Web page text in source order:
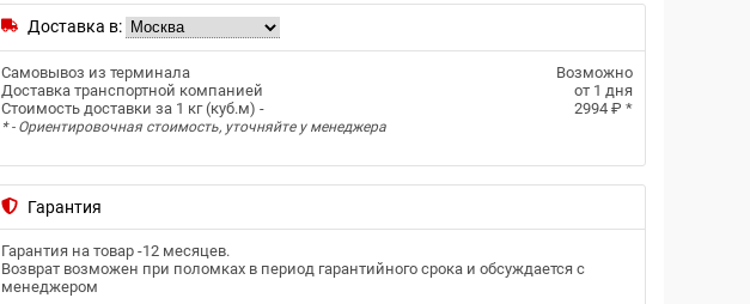
Доставка в:
Самовывоз из терминала
Возможно
Доставка транспортной компанией
от 1 дня
Стоимость доставки за 1 кг (куб.м) -
2994 ₽ *
* - Ориентировочная стоимость, уточняйте у менеджера
Гарантия
Гарантия на товар -12 месяцев.
Возврат возможен при поломках в период гарантийного срока и обсуждается с
менеджером